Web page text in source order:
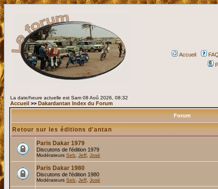
Accueil
La date/heure actuelle est Sam 08 Aoû 2026, 08:32
Accueil >> Dakardantan Index du Forum
Forum
Retour sur les éditions d'antan
Paris Dakar 1979
Discutons de l'édition 1979
Modérateurs Seb Jeff José
Paris Dakar 1980
Discutons de l'édition 1980
Modérateurs Seb Jeff José